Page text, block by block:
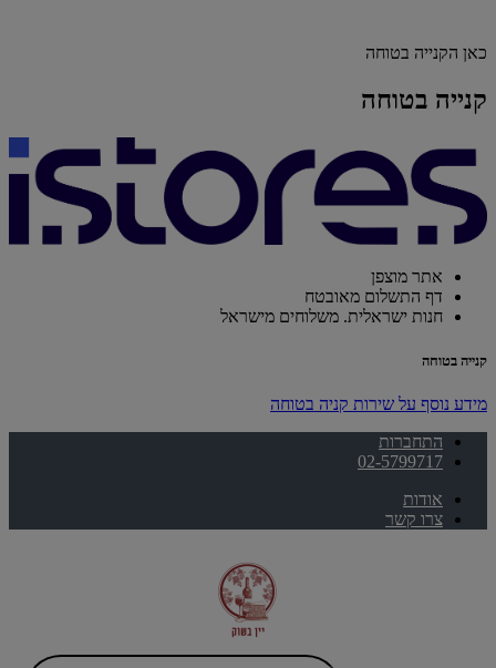
כאן הקנייה בטוחה
קנייה בטוחה
אתר מוצפן
דף התשלום מאובטח
חנות ישראלית. משלוחים מישראל
קנייה בטוחה
מידע נוסף על שירות קניה בטוחה
התחברות
02-5799717
אודות
צרו קשר